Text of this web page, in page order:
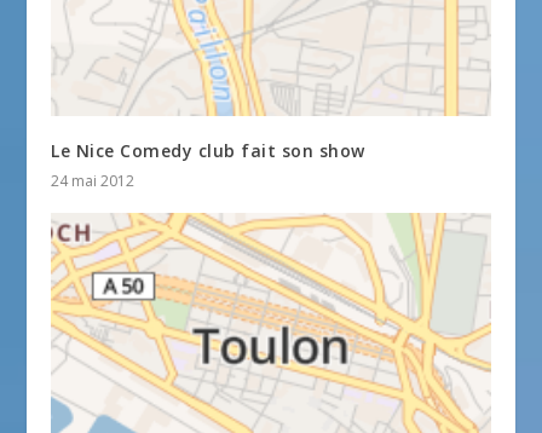
Le Nice Comedy club fait son show
24 mai 2012